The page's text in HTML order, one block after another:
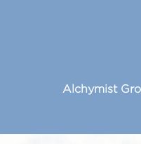
Alchymist